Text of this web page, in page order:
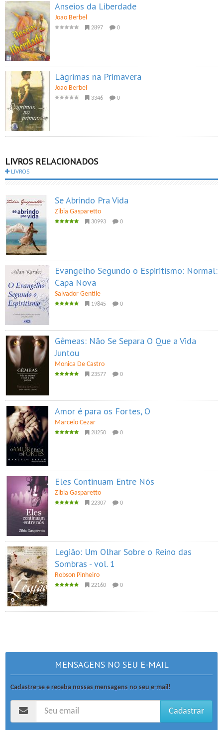
Anseios da Liberdade
Joao Berbel
2897 0
Lágrimas na Primavera
Joao Berbel
3346 0
LIVROS RELACIONADOS
LIVROS
Se Abrindo Pra Vida
Zibia Gasparetto
30993 0
Evangelho Segundo o Espiritismo: Normal:
Capa Nova
Salvador Gentile
19845 0
Gêmeas: Não Se Separa O Que a Vida
Juntou
Monica De Castro
23577 0
Amor é para os Fortes, O
Marcelo Cezar
28250 0
Eles Continuam Entre Nós
Zibia Gasparetto
22307 0
Legião: Um Olhar Sobre o Reino das
Sombras - vol. 1
Robson Pinheiro
22160 0
MENSAGENS NO SEU E-MAIL
Cadastre-se e receba nossas mensagens no seu e-mail!
Cadastrar